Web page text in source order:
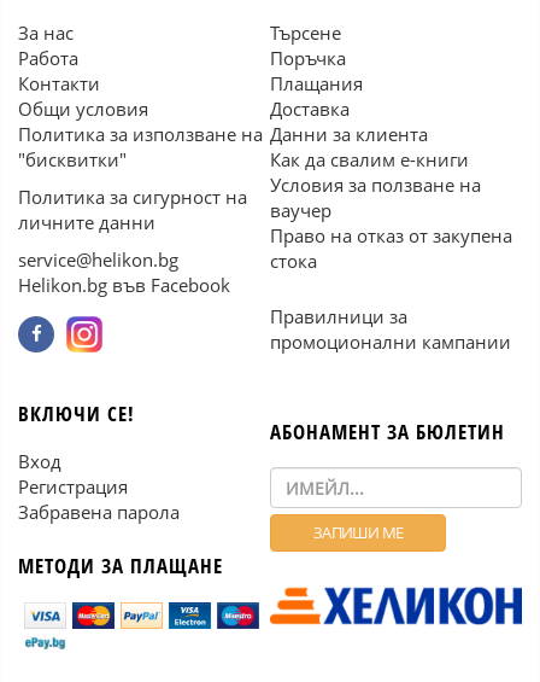
За нас
Работа
Контакти
Общи условия
Политика за използване на
"бисквитки"
Политика за сигурност на
личните данни
service@helikon.bg
Helikon.bg във Facebook
Търсене
Поръчка
Плащания
Доставка
Данни за клиента
Как да свалим е-книги
Условия за ползване на
ваучер
Право на отказ от закупена
стока
Правилници за
промоционални кампании
ВКЛЮЧИ СЕ!
Вход
Регистрация
Забравена парола
МЕТОДИ ЗА ПЛАЩАНЕ
АБОНАМЕНТ ЗА БЮЛЕТИН